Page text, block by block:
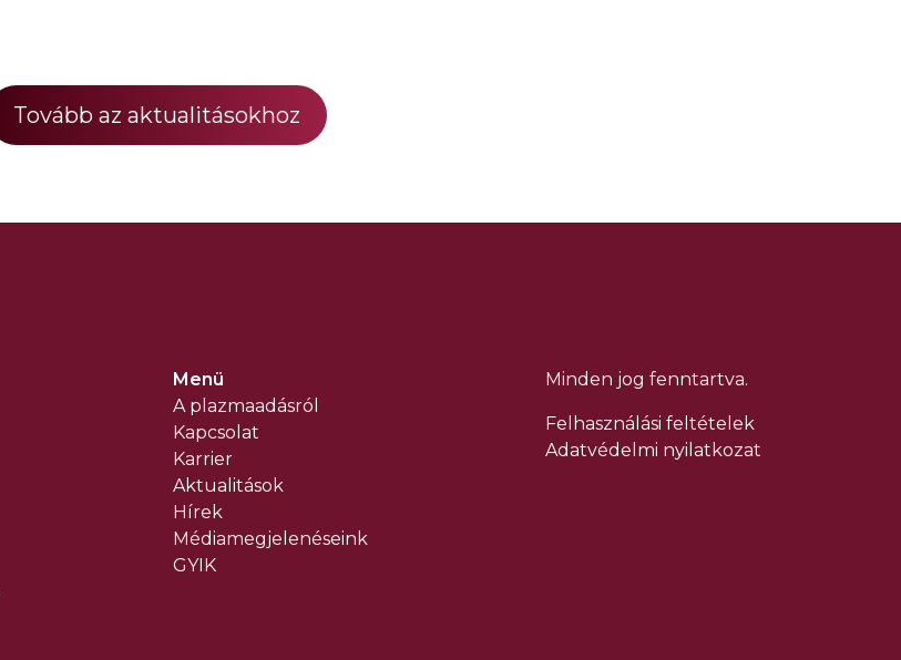
Tovább az aktualitásokhoz
Menü
A plazmaadásról
Kapcsolat
Karrier
Aktualitások
Hírek
Médiamegjelenéseink
GYIK
Minden jog fenntartva.
Felhasználási feltételek
Adatvédelmi nyilatkozat